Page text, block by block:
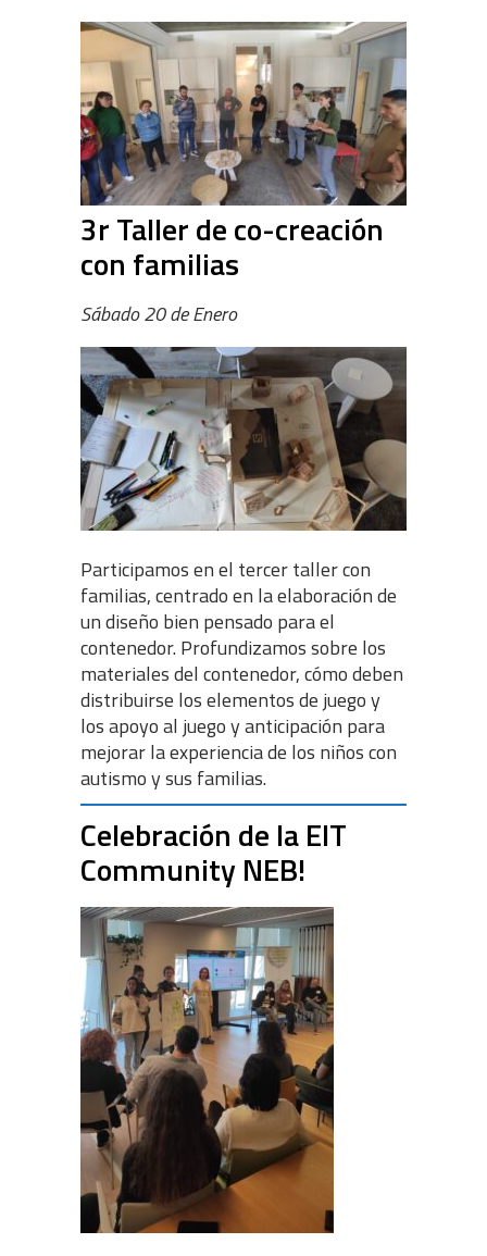
3r Taller de co-creación
con familias
Sábado 20 de Enero
Participamos en el tercer taller con
familias, centrado en la elaboración de
un diseño bien pensado para el
contenedor. Profundizamos sobre los
materiales del contenedor, cómo deben
distribuirse los elementos de juego y
los apoyo al juego y anticipación para
mejorar la experiencia de los niños con
autismo y sus familias.
Celebración de la EIT
CommunityNEB!